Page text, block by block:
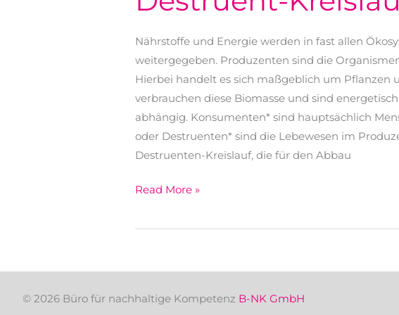
Nährstoffe und Energie werden in fast allen
weitergegeben. Produzenten sind die
Hierbei handelt es sich maßgeblich um Pflanzen
verbrauchen diese Biomasse und sind
abhängig. Konsumenten* sind hauptsächlich
oder Destruenten* sind die Lebewesen im
Destruenten-Kreislauf, die für den Abbau
Produzent-
Destruent-
Read More »
© 2026 Büro für nachhaltige Kompetenz B-NK GmbH